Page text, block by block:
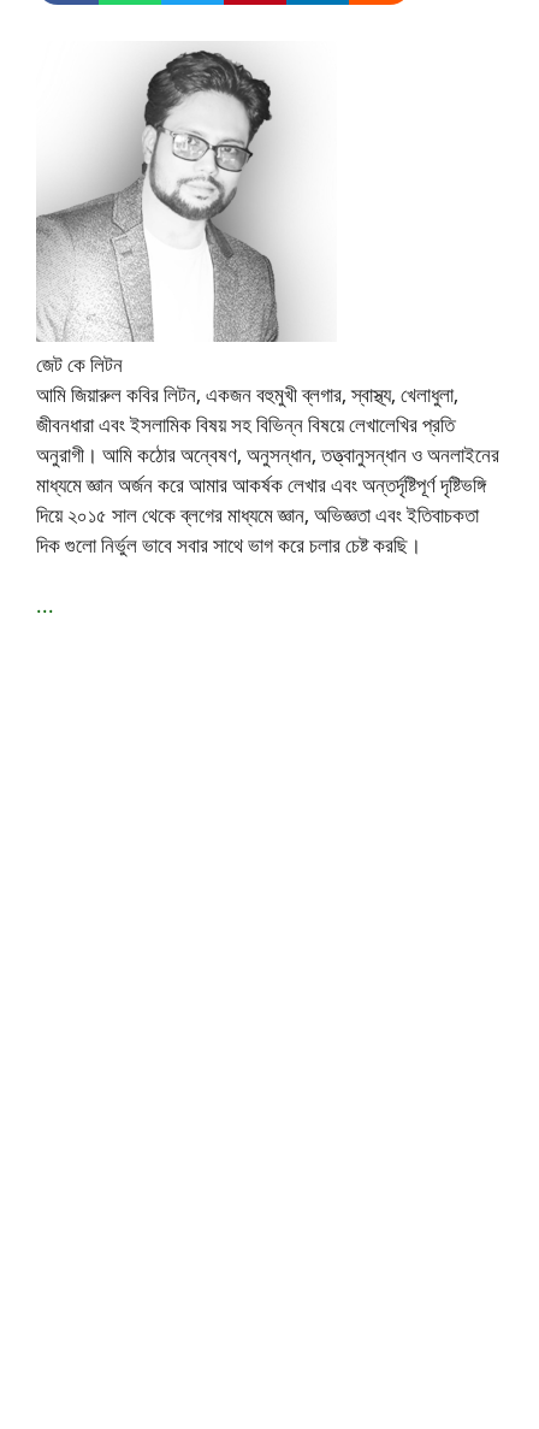
জেট কে লিটন
আমি জিয়ারুল কবির লিটন, একজন বহুমুখী ব্লগার, স্বাস্থ্য, খেলাধুলা,
জীবনধারা এবং ইসলামিক বিষয় সহ বিভিন্ন বিষয়ে লেখালেখির প্রতি
অনুরাগী। আমি কঠোর অন্বেষণ, অনুসন্ধান, তত্ত্বানুসন্ধান ও অনলাইনের
মাধ্যমে জ্ঞান অর্জন করে আমার আকর্ষক লেখার এবং অন্তর্দৃষ্টিপূর্ণ দৃষ্টিভঙ্গি
দিয়ে ২০১৫ সাল থেকে ব্লগের মাধ্যমে জ্ঞান, অভিজ্ঞতা এবং ইতিবাচকতা
দিক গুলো নির্ভুল ভাবে সবার সাথে ভাগ করে চলার চেষ্ট করছি।
...